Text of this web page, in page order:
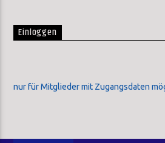
Einloggen
nur für Mitglieder mit Zugangsdaten